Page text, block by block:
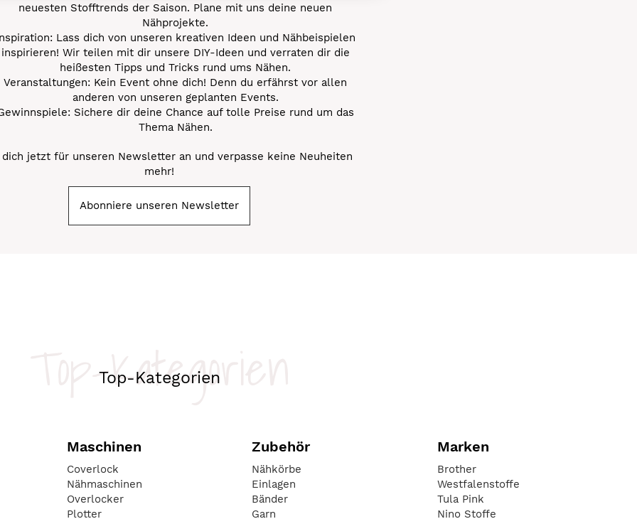
neuesten Stofftrends der Saison. Plane mit uns deine neuen
Nähprojekte.
Lass dich von unseren kreativen Ideen und Nähbeispielen
inspirieren! Wir teilen mit dir unsere DIY-Ideen und verraten dir die
heißesten Tipps und Tricks rund ums Nähen.
Veranstaltungen: Kein Event ohne dich! Denn du erfährst vor allen
anderen von unseren geplanten Events.
Sichere dir deine Chance auf tolle Preise rund um das
Thema Nähen.
jetzt für unseren Newsletter an und verpasse keine Neuheiten
mehr!
Abonniere unseren Newsletter
Top-Kategorien
Top-Kategorien
Maschinen
Coverlock
Nähmaschinen
Overlocker
Plotter
Zubehör
Nähkörbe
Einlagen
Bänder
Garn
Marken
Brother
Westfalenstoffe
Tula Pink
Nino Stoffe